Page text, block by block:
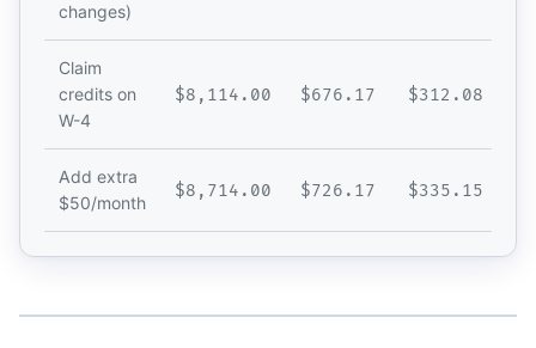
changes)
Claim
credits on
W-4
$8,114.00 $676.17 $312.08
Add extra
$50/month
$8,714.00 $726.17 $335.15